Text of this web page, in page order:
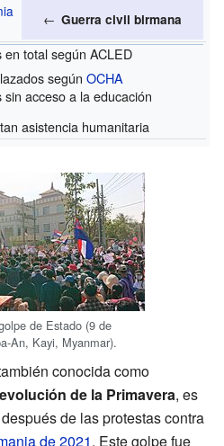
← Guerra civil birmana
total según ACLED
según OCHA
acceso a la educación
asistencia humanitaria
de Estado (9 de
An, Kayi, Myanmar).
conocida como
de la Primavera, es
de las protestas contra
de 2021. Este golpe fue